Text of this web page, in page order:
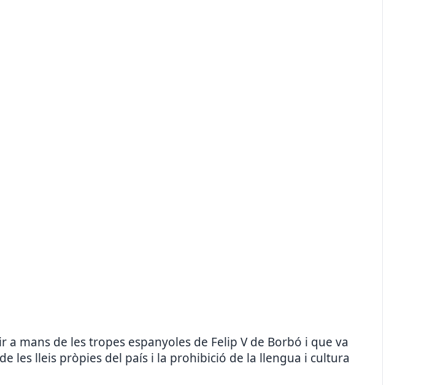
mans de les tropes espanyoles de Felip V de Borbó i que va
les lleis pròpies del país i la prohibició de la llengua i cultura